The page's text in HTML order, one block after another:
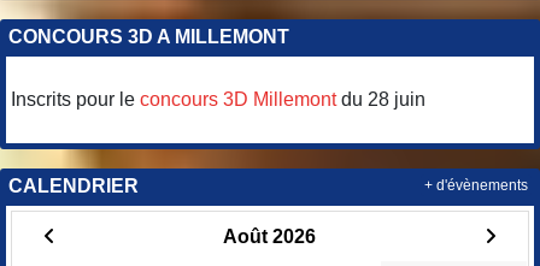
CONCOURS 3D A MILLEMONT
Inscrits pour le concours 3D Millemontdu 28 juin
CALENDRIER
Août 2026
+ d'évènements